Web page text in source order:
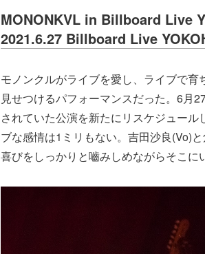
MONONKVL in Billboard Live
2021.6.27 Billboard Live
モノンクルがライブを愛し、ライブで
見せつけるパフォーマンスだった。6月
されていた公演を新たにリスケジュー
ブな感情は1ミリもない。吉田沙良(Vo)
喜びをしっかりと嚙みしめながらそこに